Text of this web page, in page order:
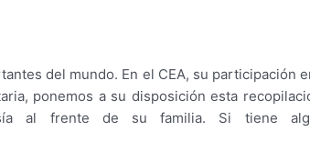
del mundo. En el CEA, su participación
ponemos a su disposición esta
al frente de su familia. Si tiene